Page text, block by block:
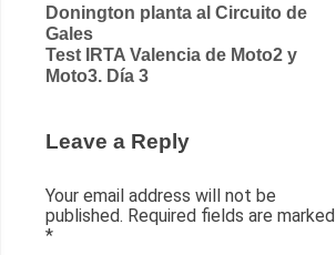
Post
navigation
Donington planta al Circuito de
Gales
Test IRTA Valencia de Moto2 y
Moto3. Día 3
Leave a Reply
Your email address will not be
published. Required fields are marked
*